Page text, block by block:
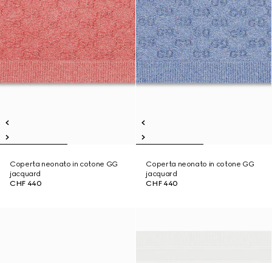
Coperta neonato in cotone GG
jacquard
CHF 440
Coperta neonato in cotone GG
jacquard
CHF 440